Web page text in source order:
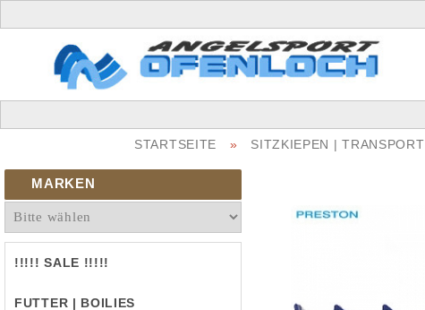
STARTSEITE » SITZKIEPEN | TRANSPORT
MARKEN
!!!!! SALE !!!!!
FUTTER | BOILIES